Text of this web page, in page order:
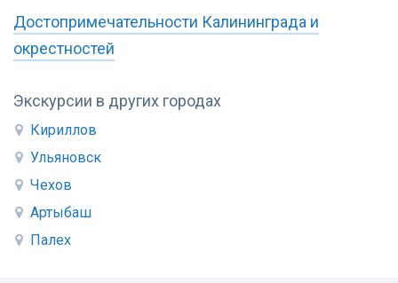
Экскурсии в других городах
Кириллов
Ульяновск
Чехов
Артыбаш
Палех
Достопримечательности Калининграда и
окрестностей